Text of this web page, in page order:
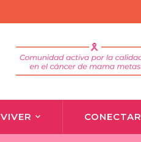
VIVER CONECTAR